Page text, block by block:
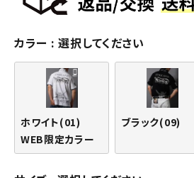
カラー 選択してください
ホワイト(01)
WEB限定カラー
ブラック(09)